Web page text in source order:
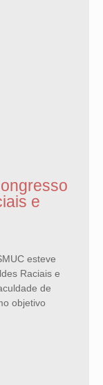
e
esteve
Raciais e
de
objetivo